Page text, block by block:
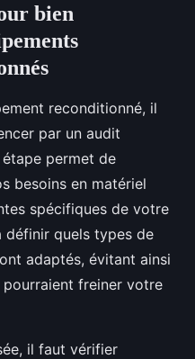
bien
reconditionné, il
par un audit
permet de
besoins en matériel
spécifiques de votre
quels types de
adaptés, évitant ainsi
freiner votre
il faut vérifier